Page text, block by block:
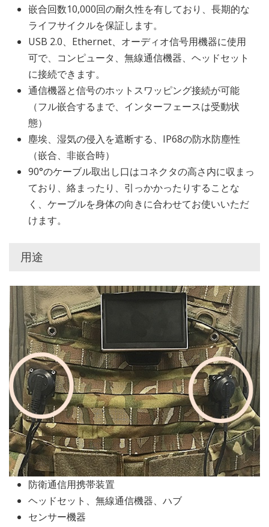
嵌合回数10,000回の耐久性を有しており、長期的な
ライフサイクルを保証します。
USB 2.0、Ethernet、オーディオ信号用機器に使用
可で、コンピュータ、無線通信機器、ヘッドセット
に接続できます。
通信機器と信号のホットスワッピング接続が可能
（フル嵌合するまで、インターフェースは受動状
態）
塵埃、湿気の侵入を遮断する、IP68の防水防塵性
（嵌合、非嵌合時）
90°のケーブル取出し口はコネクタの高さ内に収まっ
ており、絡まったり、引っかかったりすることな
く、ケーブルを身体の向きに合わせてお使いいただ
けます。
用途
防衛通信用携帯装置
ヘッドセット、無線通信機器、ハブ
センサー機器